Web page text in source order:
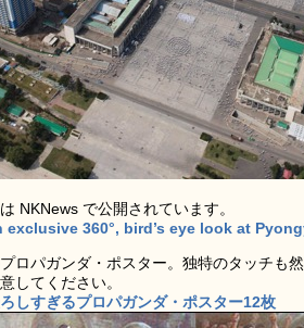
NKNews で公開されています。
360°, bird’s eye look at
ロパガンダ・ポスター。独特のタッチも
してください。
しすぎるプロパガンダ・ポスター12枚